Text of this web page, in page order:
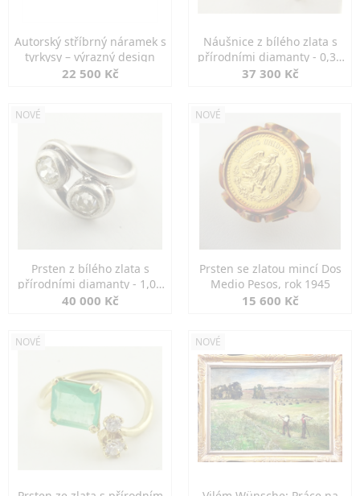
Autorský stříbrný náramek s
tyrkysy – výrazný design
22 500 Kč
Náušnice z bílého zlata s
přírodními diamanty - 0,30
ct
37 300 Kč
NOVÉ
Prsten z bílého zlata s
přírodními diamanty - 1,00
ct
40 000 Kč
NOVÉ
Prsten se zlatou mincí Dos
Medio Pesos, rok 1945
15 600 Kč
NOVÉ NOVÉ